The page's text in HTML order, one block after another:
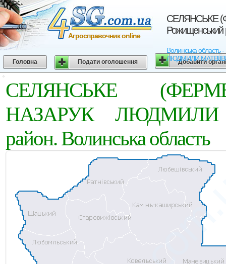
СЕЛЯНСЬКЕ
Рожищенський
Волинська
ЛЮДМИЛИ МАТВІЇВНИ
Агросправочник online
Головна Подати оголошення Добавити
СЕЛЯНСЬКЕ
НАЗАРУК ЛЮДМИЛИ
район. Волинська область